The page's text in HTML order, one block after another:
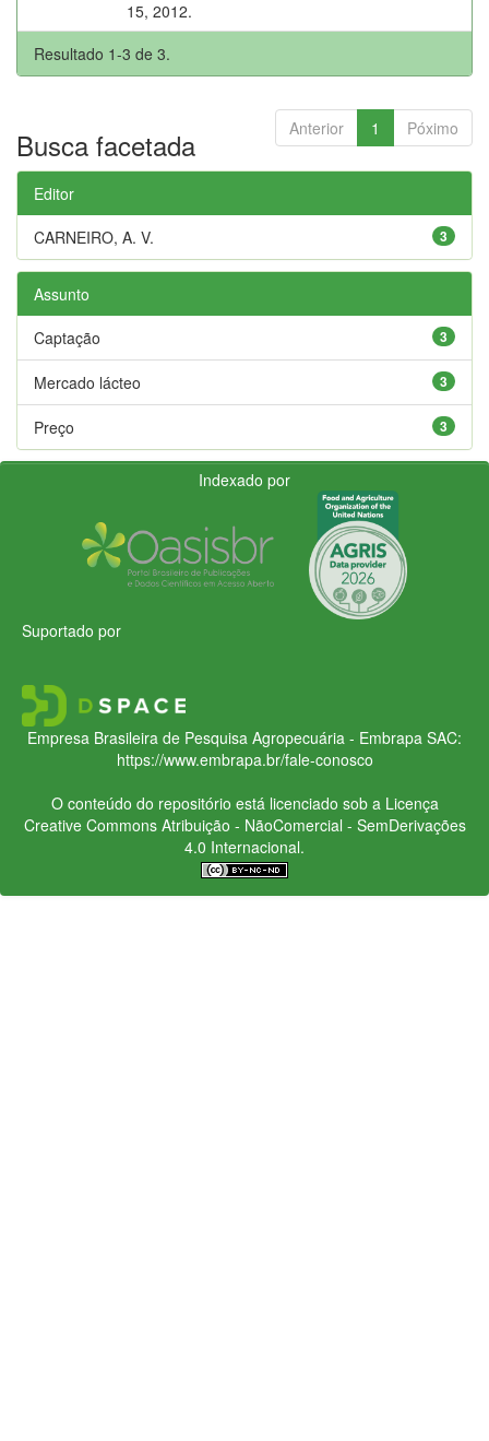
15, 2012.
Resultado 1-3 de 3.
Anterior 1 Póximo
Busca facetada
Editor
3
CARNEIRO, A. V.
Assunto
3
Captação
3
Mercado lácteo
3
Preço
Indexado por
Suportado por
Empresa Brasileira de Pesquisa Agropecuária - Embrapa SAC:
https://www.embrapa.br/fale-conosco
O conteúdo do repositório está licenciado sob a Licença
Creative CommonsAtribuição - NãoComercial - SemDerivações
4.0 Internacional.